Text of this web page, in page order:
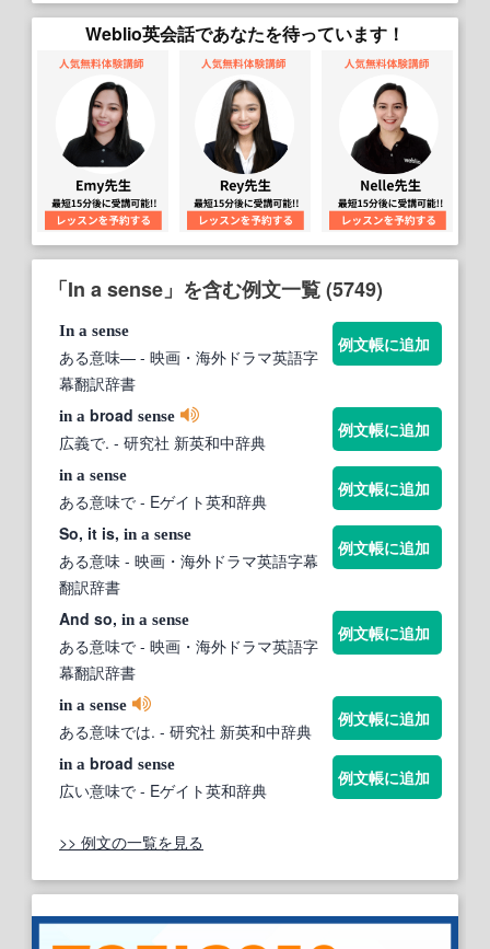
Weblio英会話であなたを待っています！
「In a sense」を含む例文一覧 (5749)
In a sense
ある意味— - 映画・海外ドラマ英語字
幕翻訳辞書
例文帳に追加
in a broad sense
広義で. - 研究社 新英和中辞典
例文帳に追加
in a sense
ある意味で - Eゲイト英和辞典
例文帳に追加
So, it is, in a sense
ある意味 - 映画・海外ドラマ英語字幕
翻訳辞書
例文帳に追加
And so, in a sense
ある意味で - 映画・海外ドラマ英語字
幕翻訳辞書
例文帳に追加
in a sense
ある意味では. - 研究社 新英和中辞典
例文帳に追加
in a broad sense
広い意味で - Eゲイト英和辞典
例文帳に追加
>> 例文の一覧を見る